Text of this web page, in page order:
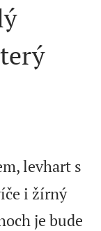
levhart s
i žírný
je bude